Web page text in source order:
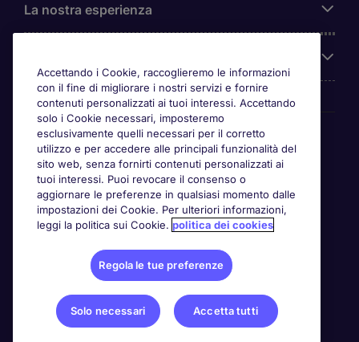
La nostra esperienza
Awards
Accettando i Cookie, raccoglieremo le informazioni
con il fine di migliorare i nostri servizi e fornire
contenuti personalizzati ai tuoi interessi. Accettando
solo i Cookie necessari, imposteremo
esclusivamente quelli necessari per il corretto
utilizzo e per accedere alle principali funzionalità del
sito web, senza fornirti contenuti personalizzati ai
tuoi interessi. Puoi revocare il consenso o
aggiornare le preferenze in qualsiasi momento dalle
impostazioni dei Cookie. Per ulteriori informazioni,
leggi la politica sui Cookie. politica dei cookies
Regola le tue preferenze
Solo necessari Accetta tutti